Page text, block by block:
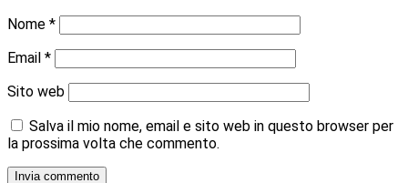
Nome *
Email *
Sito web
Salva il mio nome, email e sito web in questo browser per
la prossima volta che commento.